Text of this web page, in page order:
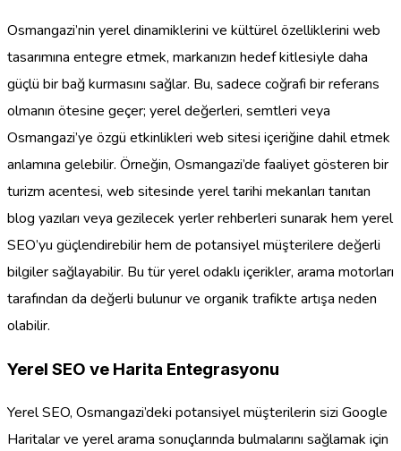
Osmangazi’nin yerel dinamiklerini ve kültürel özelliklerini web
tasarımına entegre etmek, markanızın hedef kitlesiyle daha
güçlü bir bağ kurmasını sağlar. Bu, sadece coğrafi bir referans
olmanın ötesine geçer; yerel değerleri, semtleri veya
Osmangazi’ye özgü etkinlikleri web sitesi içeriğine dahil etmek
anlamına gelebilir. Örneğin, Osmangazi’de faaliyet gösteren bir
turizm acentesi, web sitesinde yerel tarihi mekanları tanıtan
blog yazıları veya gezilecek yerler rehberleri sunarak hem yerel
SEO’yu güçlendirebilir hem de potansiyel müşterilere değerli
bilgiler sağlayabilir. Bu tür yerel odaklı içerikler, arama motorları
tarafından da değerli bulunur ve organik trafikte artışa neden
olabilir.
Yerel SEO ve Harita Entegrasyonu
Yerel SEO, Osmangazi’deki potansiyel müşterilerin sizi Google
Haritalar ve yerel arama sonuçlarında bulmalarını sağlamak için